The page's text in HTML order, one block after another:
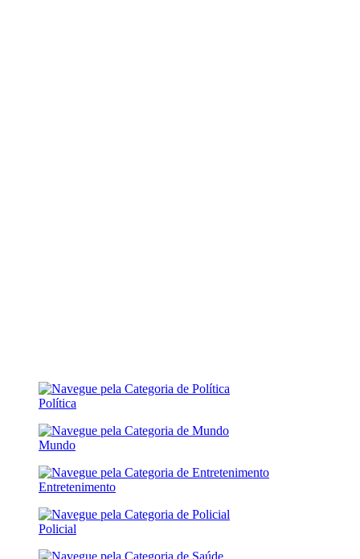
Política
Mundo
Entretenimento
Policial